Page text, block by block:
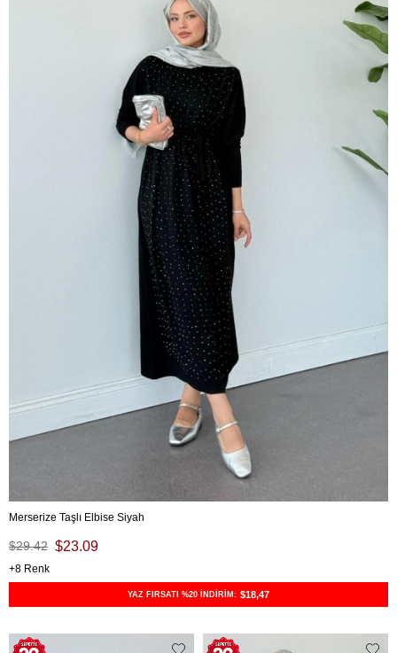
Merserize Taşlı Elbise Siyah
$23.09
$29.42
8
YAZ FIRSATI %20 İNDİRİM: $18,47